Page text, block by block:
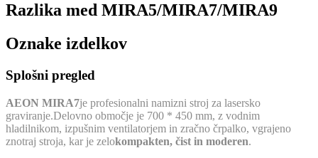
Razlika med MIRA5/MIRA7/MIRA9
Oznake izdelkov
Splošni pregled
AEON MIRA7je profesionalni namizni stroj za lasersko
graviranje.Delovno območje je 700 * 450 mm, z vodnim
hladilnikom, izpušnim ventilatorjem in zračno črpalko, vgrajeno
znotraj stroja, kar je zelokompakten, čist in moderen.